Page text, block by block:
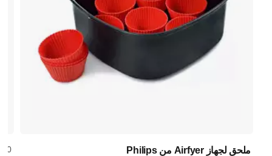
ملحق لجهاز Airfyer من Philips
00